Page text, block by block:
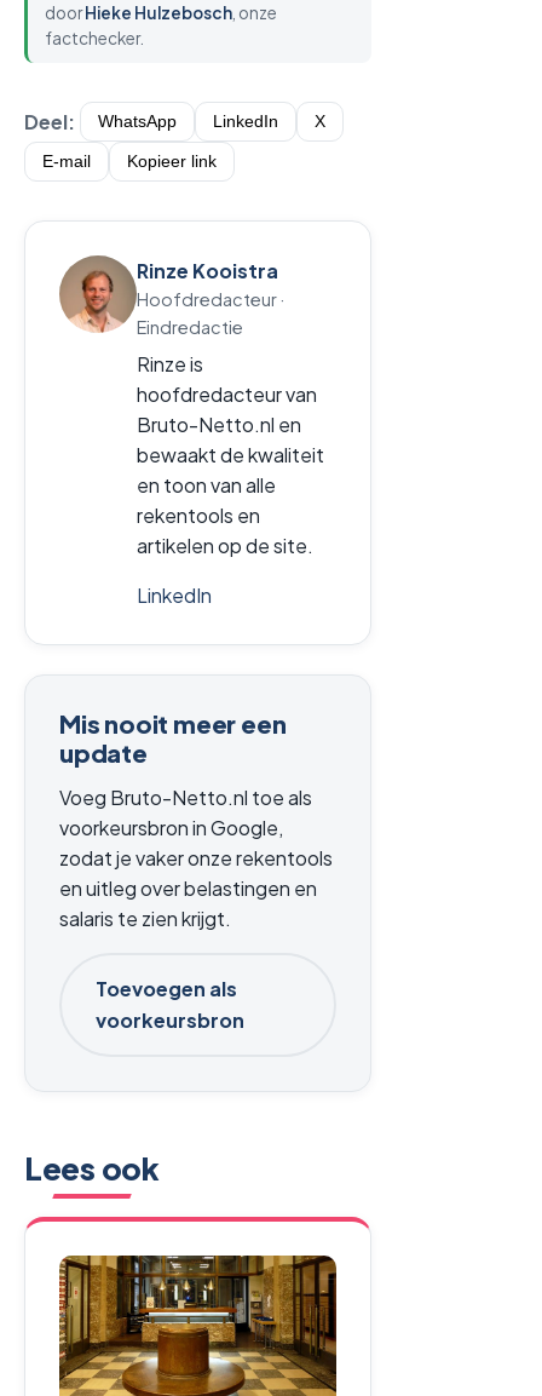
doorHieke Hulzebosch , onze
factchecker.
Deel: WhatsApp LinkedIn X
E-mail Kopieer link
Rinze Kooistra
Hoofdredacteur ·
Eindredactie
Rinze is
hoofdredacteur van
Bruto-Netto.nl en
bewaakt de kwaliteit
en toon van alle
rekentools en
artikelen op de site.
LinkedIn
Mis nooit meer een
update
Voeg Bruto-Netto.nl toe als
voorkeursbron in Google,
zodat je vaker onze rekentools
en uitleg over belastingen en
salaris te zien krijgt.
Toevoegen als
voorkeursbron
Lees ook